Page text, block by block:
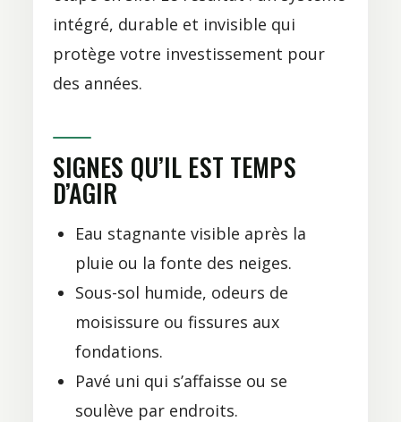
intégré, durable et invisible qui
protège votre investissement pour
des années.
SIGNES QU’IL EST TEMPS
D’AGIR
Eau stagnante visible après la
pluie ou la fonte des neiges.
Sous-sol humide, odeurs de
moisissure ou fissures aux
fondations.
Pavé uni qui s’affaisse ou se
soulève par endroits.